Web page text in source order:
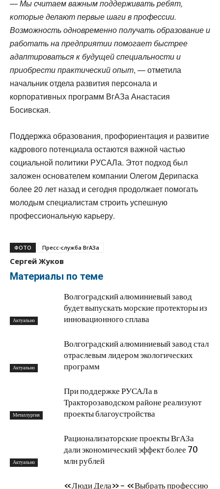
—Мы считаем важным поддерживать ребят,
которые делают первые шаги в профессии.
Возможность одновременно получать образование и
работать на предприятии помогает быстрее
адаптироваться к будущей специальности и
приобрести практический опыт, — отметила
начальник отдела развития персонала и
корпоративных программ ВгАЗа Анастасия
Босивская.
Поддержка образования, профориентация и развитие
кадрового потенциала остаются важной частью
социальной политики РУСАЛа. Этот подход был
заложен основателем компании Олегом Дерипаска
более 20 лет назад и сегодня продолжает помогать
молодым специалистам строить успешную
профессиональную карьеру.
ФОТО Пресс-служба ВгАЗа
Сергей Жуков
Материалы по теме
Актуально
Волгоградский алюминиевый завод
будет выпускать морские протекторы из
инновационного сплава
Актуально
Волгоградский алюминиевый завод стал
отраслевым лидером экологических
программ
Металлургия
При поддержке РУСАЛа в
Тракторозаводском районе реализуют
проекты благоустройства
Актуально
Рационализаторские проекты ВгАЗа
дали экономический эффект более 70
млн рублей
«Люди Дела»- «Выбрать профессию